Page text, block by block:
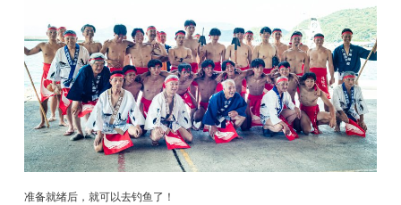
准备就绪后，就可以去钓鱼了！